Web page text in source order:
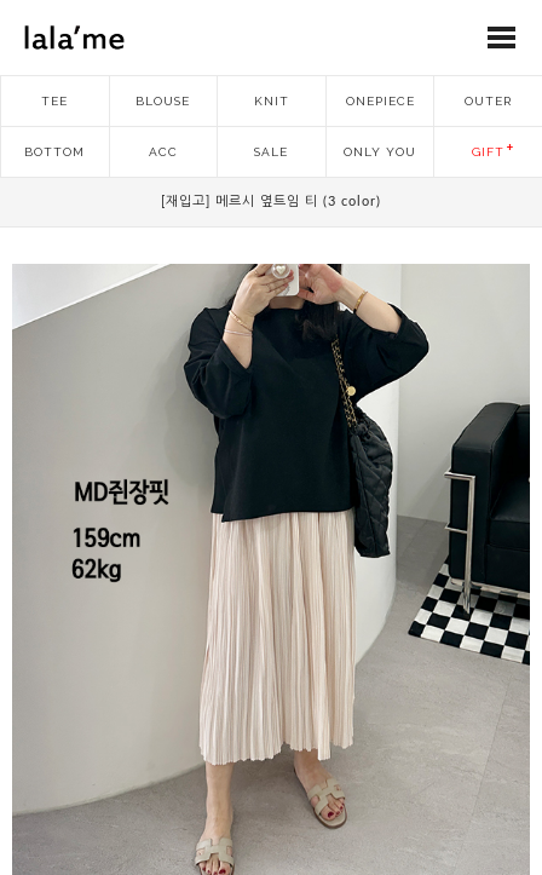
TEE BLOUSE KNIT ONEPIECE OUTER
BOTTOM ACC SALE ONLY YOU GIFT
[재입고] 메르시 옆트임 티 (3 color)